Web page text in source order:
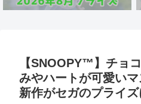
【SNOOPY™】チョ
みやハートが可愛い
新作がセガのプライズ